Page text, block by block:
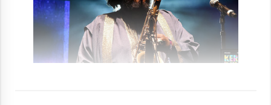
EHZtik
2021/07/01